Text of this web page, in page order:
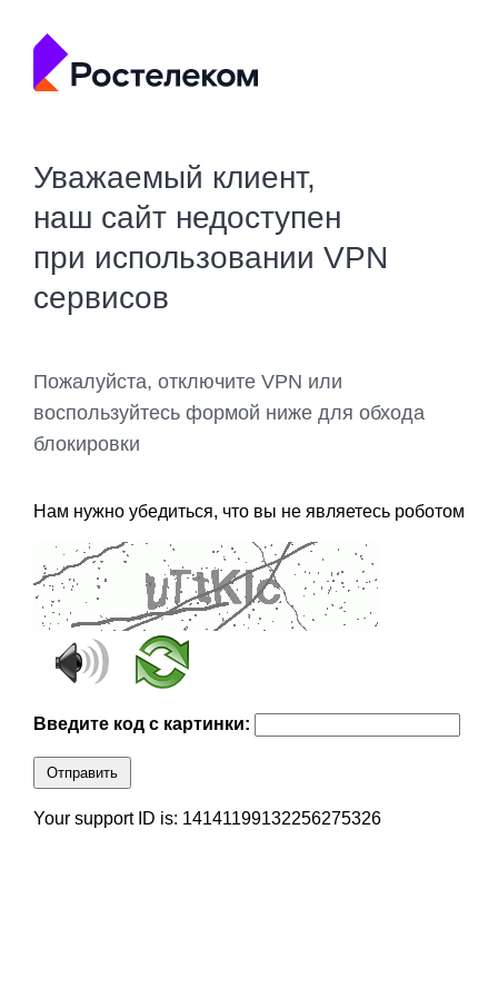
Уважаемый клиент,
наш сайт недоступен
при использовании VPN
сервисов
Пожалуйста, отключите VPN или
воспользуйтесь формой ниже для обхода
блокировки
Нам нужно убедиться, что вы не являетесь роботом
Введите код с картинки:
Отправить
Your support ID is: 14141199132256275326